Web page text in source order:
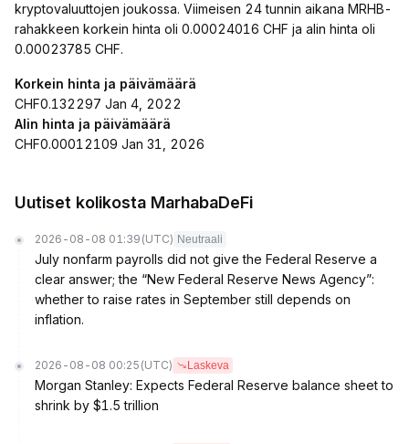
kryptovaluuttojen joukossa. Viimeisen 24 tunnin aikana MRHB-
rahakkeen korkein hinta oli 0.00024016 CHF ja alin hinta oli
0.00023785 CHF.
Korkein hinta ja päivämäärä
CHF0.132297 Jan 4, 2022
Alin hinta ja päivämäärä
CHF0.00012109 Jan 31, 2026
Uutiset kolikosta MarhabaDeFi
2026-08-08 01:39 (UTC) Neutraali
July nonfarm payrolls did not give the Federal Reserve a
clear answer; the “New Federal Reserve News Agency”:
whether to raise rates in September still depends on
inflation.
2026-08-08 00:25 (UTC) Laskeva
Morgan Stanley: Expects Federal Reserve balance sheet to
shrink by $1.5 trillion